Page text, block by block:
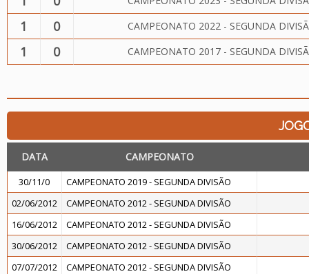
1 0 CAMPEONATO 2022 - SEGUNDA
1 0 CAMPEONATO 2017 - SEGUNDA
DATA CAMPEONATO
30/11/0
CAMPEONATO 2019 - SEGUNDA DIVISÃO
02/06/2012
CAMPEONATO 2012 - SEGUNDA DIVISÃO
16/06/2012
CAMPEONATO 2012 - SEGUNDA DIVISÃO
30/06/2012
CAMPEONATO 2012 - SEGUNDA DIVISÃO
07/07/2012
CAMPEONATO 2012 - SEGUNDA DIVISÃO